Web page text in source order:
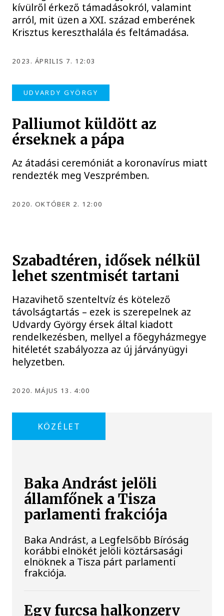
kívülről érkező támadásokról, valamint
arról, mit üzen a XXI. század emberének
Krisztus kereszthalála és feltámadása.
2023. ÁPRILIS 7. 12:03
UDVARDY GYÖRGY
Palliumot küldött az
érseknek a pápa
Az átadási ceremóniát a koronavírus miatt
rendezték meg Veszprémben.
2020. OKTÓBER 2. 12:00
Szabadtéren, idősek nélkül
lehet szentmisét tartani
Hazavihető szenteltvíz és kötelező
távolságtartás – ezek is szerepelnek az
Udvardy György érsek által kiadott
rendelkezésben, mellyel a főegyházmegye
hitéletét szabályozza az új járványügyi
helyzetben.
2020. MÁJUS 13. 4:00
KÖZÉLET
Baka Andrást jelöli
államfőnek a Tisza
parlamenti frakciója
Baka Andrást, a Legfelsőbb Bíróság
korábbi elnökét jelöli köztársasági
elnöknek a Tisza párt parlamenti
frakciója.
Egy furcsa halkonzerv